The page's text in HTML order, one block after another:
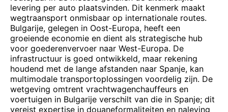
levering per auto plaatsvinden. Dit kenmerk maakt
wegtraansport onmisbaar op internationale routes.
Bulgarije, gelegen in Oost-Europa, heeft een
groeiende economie en dient als strategische hub
voor goederenvervoer naar West-Europa. De
infrastructuur is goed ontwikkeld, maar rekening
houdend met de lange afstanden naar Spanje, kan
multimodale transportoplossingen voordelig zijn. De
wetgeving omtrent vrachtwagenchauffeurs en
voertuigen in Bulgarije verschilt van die in Spanje; dit
vereist expertise in douaneformaliteiten en naleving